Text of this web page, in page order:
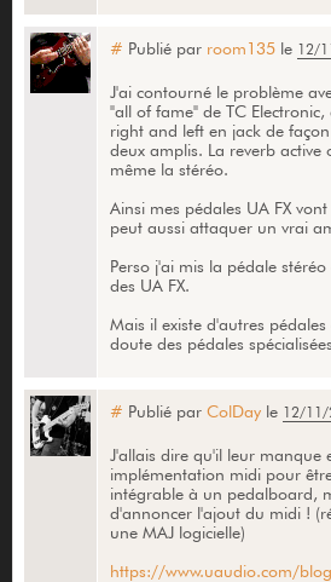
# Publié par room135le 12/
J'ai contourné le problème
"all of fame" de TC
right and left en jack de
deux amplis. La reverb
même la stéréo.
Ainsi mes pédales UA FX
peut aussi attaquer un vrai
Perso j'ai mis la pédale
des UA FX.
Mais il existe d'autres
doute des pédales
# Publié par ColDayle 12/11/
J'allais dire qu'il leur manque
implémentation midi pour
intégrable à un pedalboard,
d'annoncer l'ajout du midi !
une MAJ logicielle)
https://www.uaudio.com/